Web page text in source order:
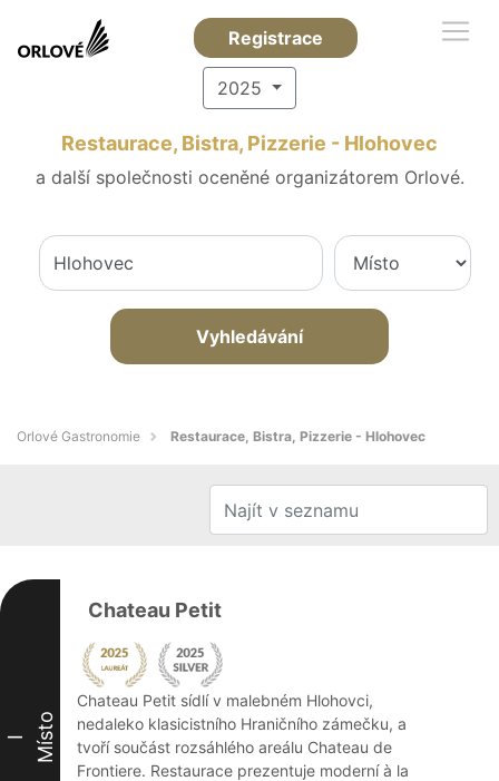
Registrace
2025
Restaurace, Bistra, Pizzerie - Hlohovec
a další společnosti oceněné organizátorem Orlové.
Vyhledávání
Orlové Gastronomie Restaurace, Bistra, Pizzerie - Hlohovec
I Místo
Chateau Petit
Chateau Petit sídlí v malebném Hlohovci,
nedaleko klasicistního Hraničního zámečku, a
tvoří součást rozsáhlého areálu Chateau de
Frontiere. Restaurace prezentuje moderní à la